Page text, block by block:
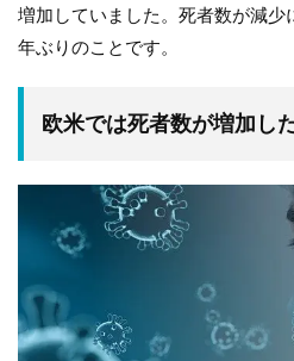
増加していました。死者数が減少
年ぶりのことです。
欧米では死者数が増加し